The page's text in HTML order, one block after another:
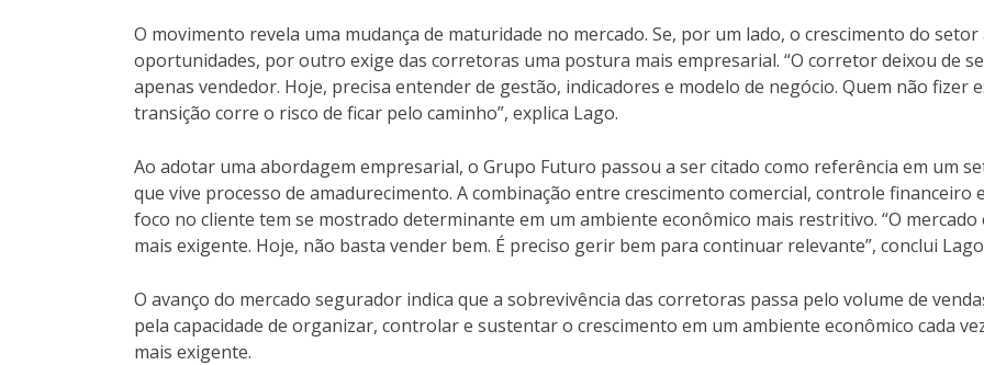
O movimento revela uma mudança de maturidade no mercado. Se, por um lado, o crescimento do
oportunidades, por outro exige das corretoras uma postura mais empresarial. “O corretor deixou de
apenas vendedor. Hoje, precisa entender de gestão, indicadores e modelo de negócio. Quem não fizer
transição corre o risco de ficar pelo caminho”, explica Lago.
Ao adotar uma abordagem empresarial, o Grupo Futuro passou a ser citado como referência em um
que vive processo de amadurecimento. A combinação entre crescimento comercial, controle financeiro
foco no cliente tem se mostrado determinante em um ambiente econômico mais restritivo. “O mercado
mais exigente. Hoje, não basta vender bem. É preciso gerir bem para continuar relevante”, conclui
O avanço do mercado segurador indica que a sobrevivência das corretoras passa pelo volume de
pela capacidade de organizar, controlar e sustentar o crescimento em um ambiente econômico cada
mais exigente.